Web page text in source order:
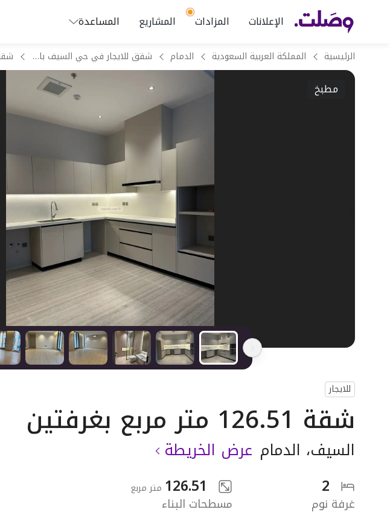
الإعلانات المزادات المشاريع المساعدة
الرئيسية المملكة العربية السعودية الدمام شقق للايجار في حي السيف بالدمام شقة 126.51 متر
مطبخ
للايجار
شقة 126.51 متر مربع بغرفتين
السيف، الدمام عرض الخريطة
2
غرفة نوم
126.51 متر مربع
مسطحات البناء